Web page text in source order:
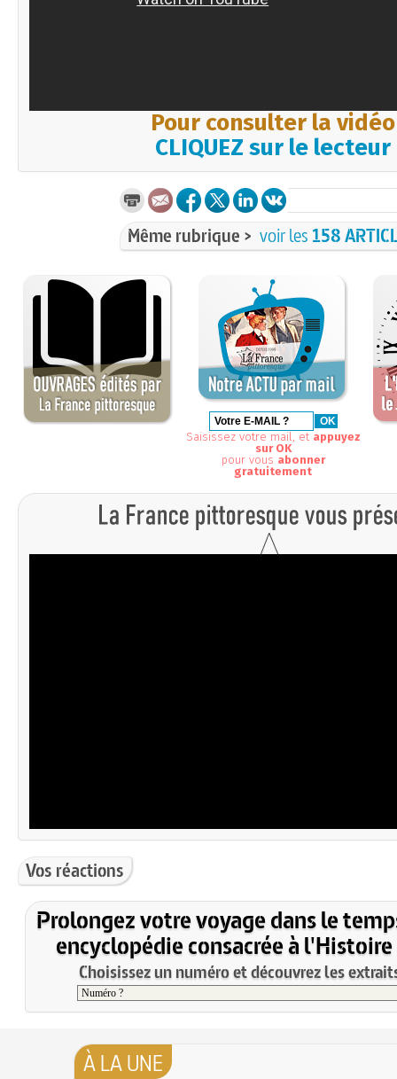
Pour consulter la vidéo
CLIQUEZ sur le lecteur
Même rubrique > voir les 158
Saisissez votre mail, et appuyez
sur OK
pour vous abonner
gratuitement
Vos réactions
Prolongez votre voyage dans le
encyclopédie consacrée à l'Histoire
Choisissez un numéro et découvrez les
À LA UNE